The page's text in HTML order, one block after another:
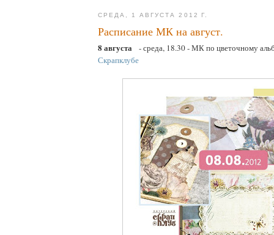
СРЕДА, 1 АВГУСТА 2012 Г.
Расписание МК на август.
8 августа - среда, 18.30 - МК по цветочному
Скрапклубе